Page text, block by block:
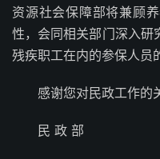
资源社会保障部将兼顾
性，会同相关部门深入研
残疾职工在内的参保人员
感谢您对民政工作的
民 政 部